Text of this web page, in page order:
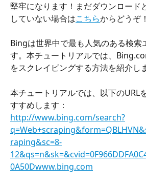
堅牢になります！まだダウンロード
していない場合はこちらからどうぞ！
Bingは世界中で最も人気のある検索
す。本チュートリアルでは、
をスクレイピングする方法を紹介し
本チュートリアルでは、以下のURL
すすめします：
http://www.bing.com/search?
raping&sc=8-
0A50Dwww.bing.com